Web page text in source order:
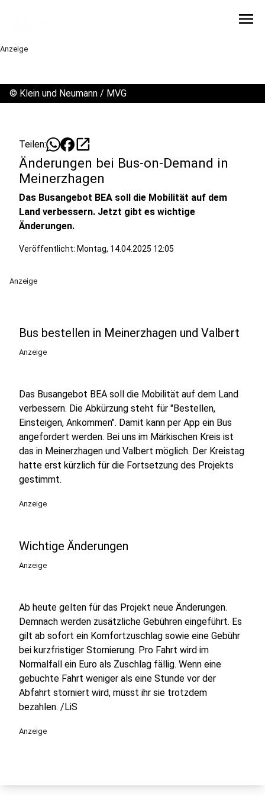
menu
Anzeige
© Klein und Neumann / MVG
Teilen: open_in_new
Änderungen bei Bus-on-Demand in
Meinerzhagen
Das Busangebot BEA soll die Mobilität auf dem
Land verbessern. Jetzt gibt es wichtige
Änderungen.
Veröffentlicht: Montag, 14.04.2025 12:05
Anzeige
Bus bestellen in Meinerzhagen und Valbert
Anzeige
Das Busangebot BEA soll die Mobilität auf dem Land
verbessern. Die Abkürzung steht für "Bestellen,
Einsteigen, Ankommen". Damit kann per App ein Bus
angefordert werden. Bei uns im Märkischen Kreis ist
das in Meinerzhagen und Valbert möglich. Der Kreistag
hatte erst kürzlich für die Fortsetzung des Projekts
gestimmt.
Anzeige
Wichtige Änderungen
Anzeige
Ab heute gelten für das Projekt neue Änderungen.
Demnach werden zusätzliche Gebühren eingeführt. Es
gilt ab sofort ein Komfortzuschlag sowie eine Gebühr
bei kurzfristiger Stornierung. Pro Fahrt wird im
Normalfall ein Euro als Zuschlag fällig. Wenn eine
gebuchte Fahrt weniger als eine Stunde vor der
Abfahrt storniert wird, müsst ihr sie trotzdem
bezahlen. /LiS
Anzeige